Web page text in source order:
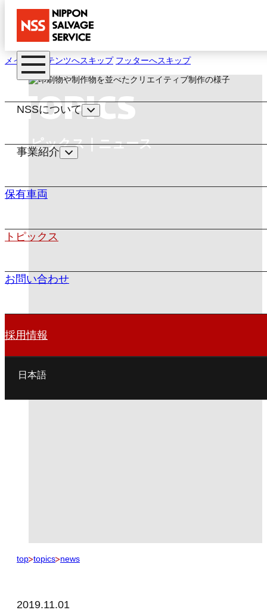
メインコンテンツへスキップ フッターへスキップ
NSSについて
事業紹介
保有車両
トピックス
お問い合わせ
採用情報
日本語
TOPICS
トピックス｜ニュース
top topics news
2019.11.01